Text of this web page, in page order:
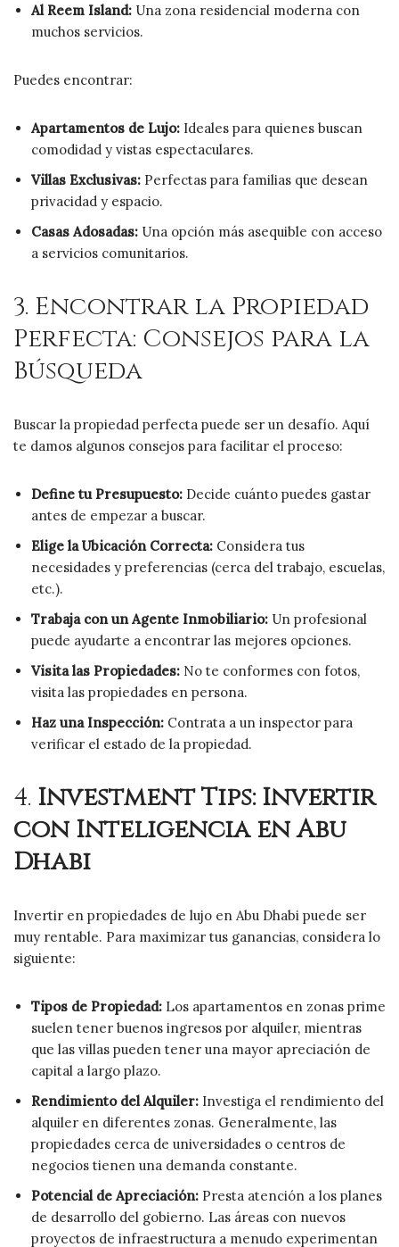
Al Reem Island: Una zona residencial moderna con
muchos servicios.
Puedes encontrar:
Apartamentos de Lujo: Ideales para quienes buscan
comodidad y vistas espectaculares.
Villas Exclusivas: Perfectas para familias que desean
privacidad y espacio.
Casas Adosadas: Una opción más asequible con acceso
a servicios comunitarios.
3. Encontrar la Propiedad
Perfecta: Consejos para la
Búsqueda
Buscar la propiedad perfecta puede ser un desafío. Aquí
te damos algunos consejos para facilitar el proceso:
Define tu Presupuesto: Decide cuánto puedes gastar
antes de empezar a buscar.
Elige la Ubicación Correcta: Considera tus
necesidades y preferencias (cerca del trabajo, escuelas,
etc.).
Trabaja con un Agente Inmobiliario: Un profesional
puede ayudarte a encontrar las mejores opciones.
Visita las Propiedades: No te conformes con fotos,
visita las propiedades en persona.
Haz una Inspección: Contrata a un inspector para
verificar el estado de la propiedad.
4. Investment Tips: Invertir
con Inteligencia en Abu
Dhabi
Invertir en propiedades de lujo en Abu Dhabi puede ser
muy rentable. Para maximizar tus ganancias, considera lo
siguiente:
Tipos de Propiedad: Los apartamentos en zonas prime
suelen tener buenos ingresos por alquiler, mientras
que las villas pueden tener una mayor apreciación de
capital a largo plazo.
Rendimiento del Alquiler: Investiga el rendimiento del
alquiler en diferentes zonas. Generalmente, las
propiedades cerca de universidades o centros de
negocios tienen una demanda constante.
Potencial de Apreciación: Presta atención a los planes
de desarrollo del gobierno. Las áreas con nuevos
proyectos de infraestructura a menudo experimentan